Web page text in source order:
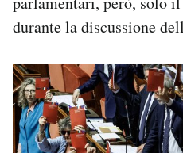
durante la discussione